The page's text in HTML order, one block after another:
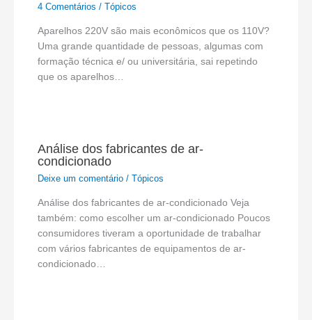
4 Comentários /Tópicos
Aparelhos 220V são mais econômicos que os 110V?
Uma grande quantidade de pessoas, algumas com
formação técnica e/ ou universitária, sai repetindo
que os aparelhos…
Análise dos fabricantes de ar-
condicionado
Deixe um comentário /Tópicos
Análise dos fabricantes de ar-condicionado Veja
também: como escolher um ar-condicionado Poucos
consumidores tiveram a oportunidade de trabalhar
com vários fabricantes de equipamentos de ar-
condicionado…